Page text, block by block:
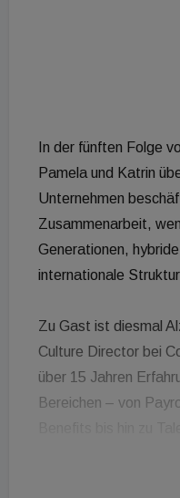
In der fünften Folge
Pamela und Katrin
Unternehmen
Zusammenarbeit,
Generationen,
internationale
Zu Gast ist diesmal
Culture Director bei
über 15 Jahren
Bereichen – von